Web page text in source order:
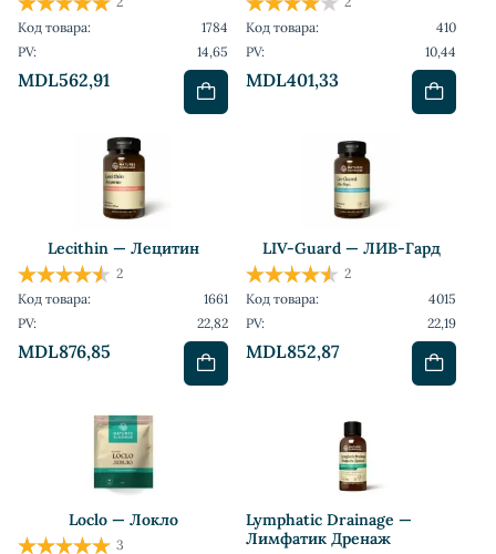
MDL562,91
Код товара:
1784
PV:
14,65
MDL401,33
Код товара:
410
PV:
10,44
Lecithin — Лецитин
MDL876,85
2
Код товара:
1661
PV:
22,82
LIV-Guard — ЛИВ-Гард
MDL852,87
2
Код товара:
4015
PV:
22,19
Loclo — Локло
3
Lymphatic Drainage —
Лимфатик Дренаж